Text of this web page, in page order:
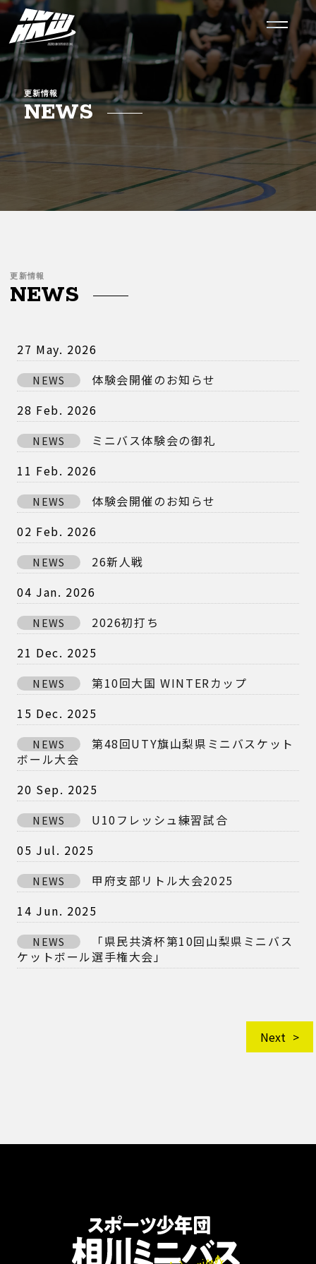
相川ミニバス AKW
NEWS
更新情報
NEWS
更新情報
27 May. 2026
NEWS
体験会開催のお知らせ
28 Feb. 2026
NEWS
ミニバス体験会の御礼
11 Feb. 2026
NEWS
体験会開催のお知らせ
02 Feb. 2026
NEWS
26新人戦
04 Jan. 2026
NEWS
2026初打ち
21 Dec. 2025
NEWS
第10回大国 WINTERカップ
15 Dec. 2025
NEWS
第48回UTY旗山梨県ミニバスケット
ボール大会
20 Sep. 2025
NEWS
U10フレッシュ練習試合
05 Jul. 2025
NEWS
甲府支部リトル大会2025
14 Jun. 2025
NEWS
「県民共済杯第10回山梨県ミニバス
ケットボール選手権大会」
Next